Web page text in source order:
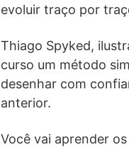
evoluir traço por
Thiago Spyked,
curso um método
desenhar com
anterior.
Você vai aprender